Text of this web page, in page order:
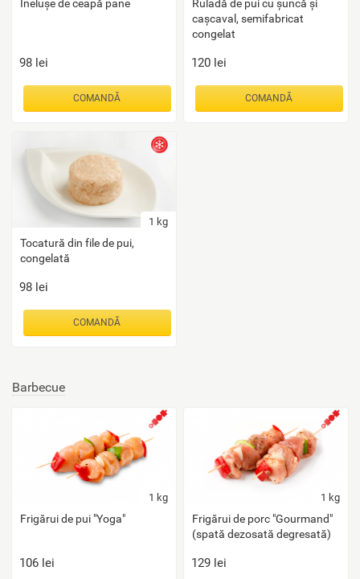
Inelușe de ceapă pane
98 lei
COMANDĂ
Ruladă de pui cu șuncă și
cașcaval, semifabricat
congelat
120 lei
COMANDĂ
1 kg
Tocatură din file de pui,
congelată
98 lei
COMANDĂ
Barbecue
1 kg
Frigărui de pui "Yoga"
106 lei
1 kg
Frigărui de porc "Gourmand"
(spată dezosată degresată)
129 lei